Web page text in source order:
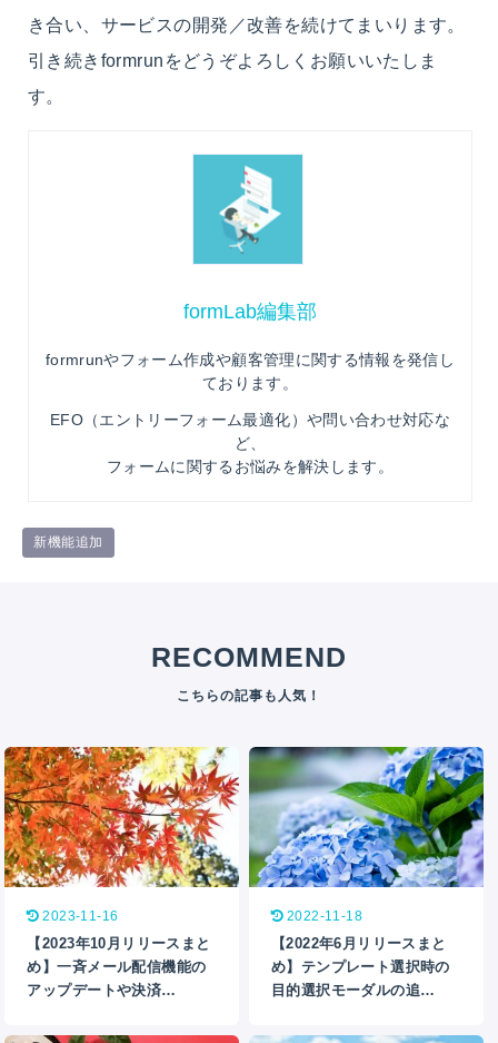
き合い、サービスの開発／改善を続けてまいります。
引き続きformrunをどうぞよろしくお願いいたしま
す。
formLab編集部
formrunやフォーム作成や顧客管理に関する情報を発信し
ております。
EFO（エントリーフォーム最適化）や問い合わせ対応な
ど、
フォームに関するお悩みを解決します。
新機能追加
RECOMMEND
2023-11-16
【2023年10月リリースまと
め】一斉メール配信機能の
アップデートや決済…
2022-11-18
【2022年6月リリースまと
め】テンプレート選択時の
目的選択モーダルの追…